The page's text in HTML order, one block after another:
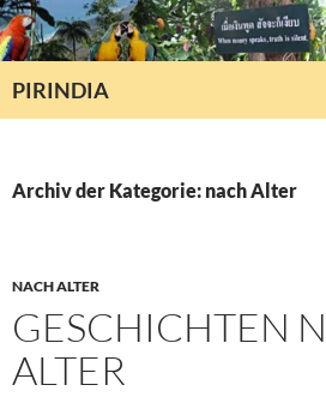
Zum
Inhalt
PIRINDIA
Archiv der Kategorie: nach Alter
NACH ALTER
GESCHICHTEN
ALTER